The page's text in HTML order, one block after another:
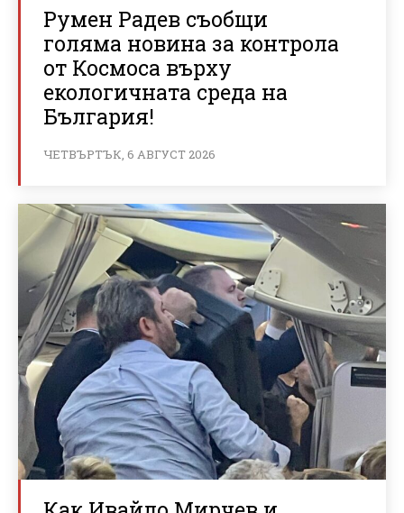
Румен Радев съобщи
голяма новина за контрола
от Космоса върху
екологичната среда на
България!
ЧЕТВЪРТЪК, 6 АВГУСТ 2026